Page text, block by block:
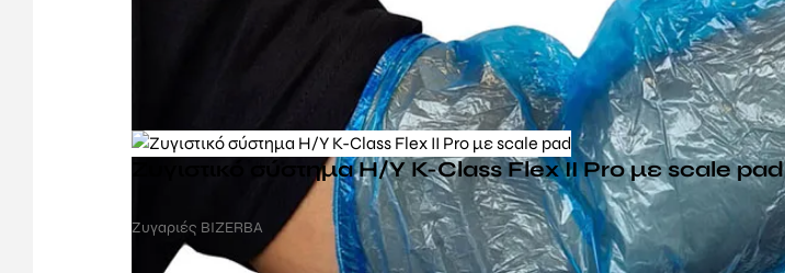
Ζυγιστικό σύστημα Η/Υ K-Class Flex II Pro με scale pad
Ζυγαριές BIZERBA